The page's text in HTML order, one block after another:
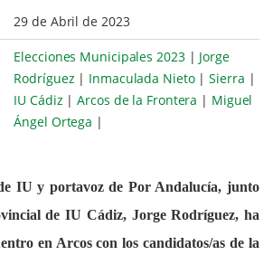
29 de Abril de 2023
Elecciones Municipales 2023| Jorge
Rodríguez | Inmaculada Nieto|Sierra |
IU Cádiz |Arcos de la Frontera | Miguel
Ángel Ortega |
IU y portavoz de Por Andalucía, junto
de IU Cádiz, Jorge Rodríguez, ha
en Arcos con los candidatos/as de la